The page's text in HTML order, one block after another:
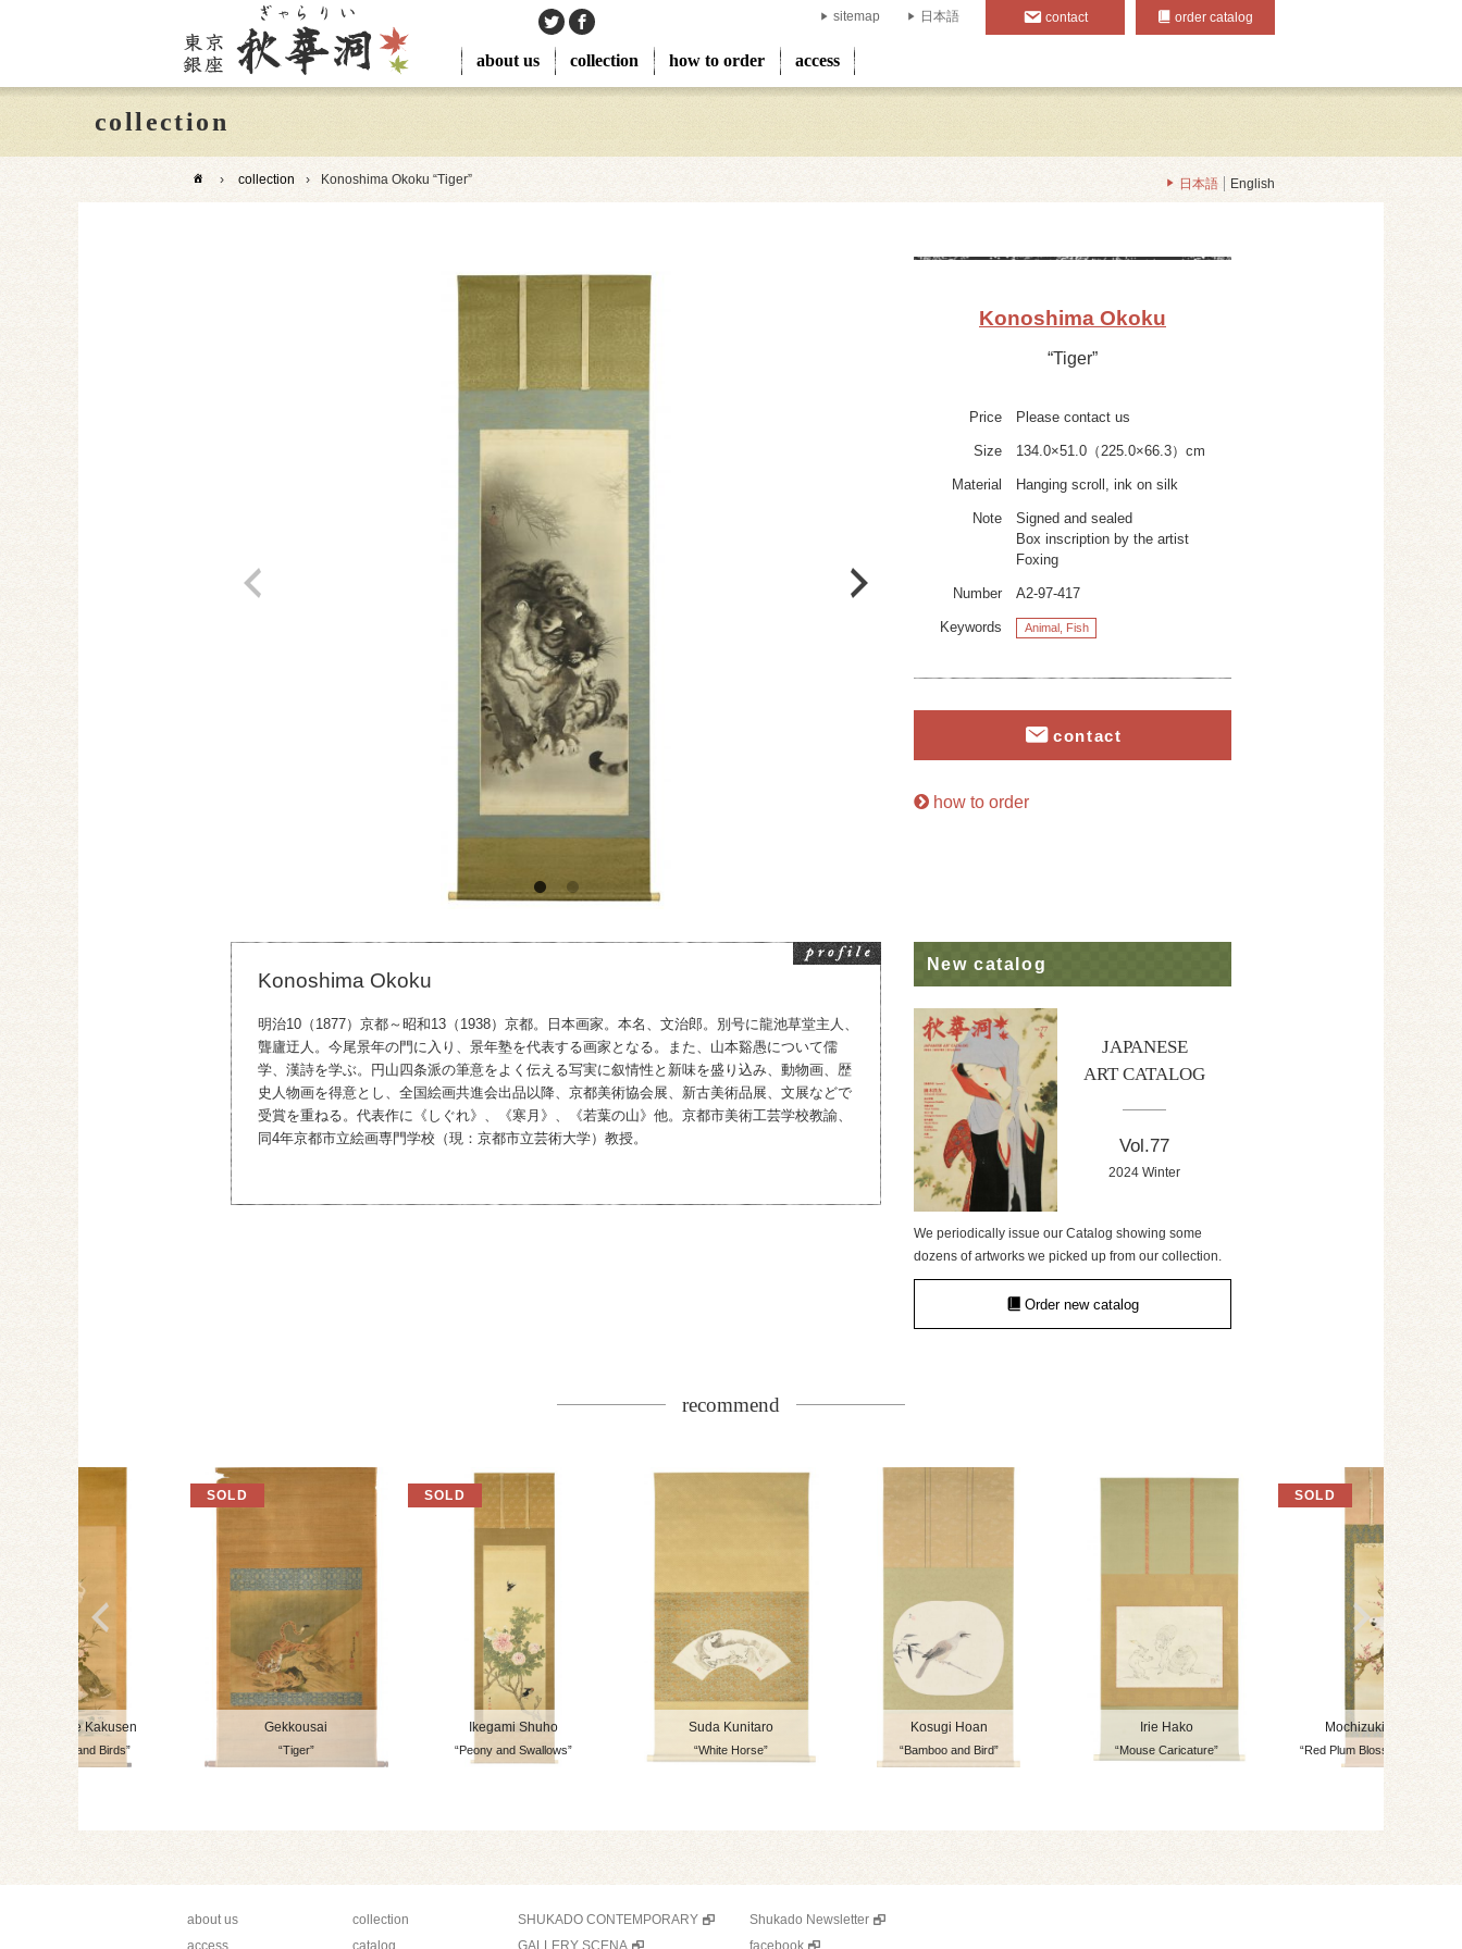
about us collection how to order access
sitemap 日本語 contact order catalog
collection
› collection › Konoshima Okoku “Tiger” 日本語 English
Konoshima Okoku
“Tiger”
Price Please contact us
Size 134.0×51.0（225.0×66.3）cm
Material Hanging scroll, ink on silk
Note
Signed and sealed
Box inscription by the artist
Foxing
Number A2-97-417
Keywords Animal, Fish
contact
how to order
Konoshima Okoku
明治10（1877）京都～昭和13（1938）京都。日本画家。本名、文治郎。別号に龍池草堂主人、
聾廬迂人。今尾景年の門に入り、景年塾を代表する画家となる。また、山本谿愚について儒
学、漢詩を学ぶ。円山四条派の筆意をよく伝える写実に叙情性と新味を盛り込み、動物画、歴
史人物画を得意とし、全国絵画共進会出品以降、京都美術協会展、新古美術品展、文展などで
受賞を重ねる。代表作に《しぐれ》、《寒月》、《若葉の山》他。京都市美術工芸学校教諭、
同4年京都市立絵画専門学校（現：京都市立芸術大学）教授。
New catalog
JAPANESE
ART CATALOG
Vol.77
2024 Winter
We periodically issue our Catalog showing some
dozens of artworks we picked up from our collection.
Order new catalog
recommend
Hashidate Kakusen
“Phoenix and Birds”
Gekkousai
“Tiger”
Ikegami Shuho
“Peony and Swallows”
Suda Kunitaro
“White Horse”
Kosugi Hoan
“Bamboo and Bird”
Irie Hako
“Mouse Caricature”
Mochizuki Gyokusei
“Red Plum Blossom and
about us
access
collection
catalog
SHUKADO CONTEMPORARY
GALLERY SCENA
Shukado Newsletter
facebook